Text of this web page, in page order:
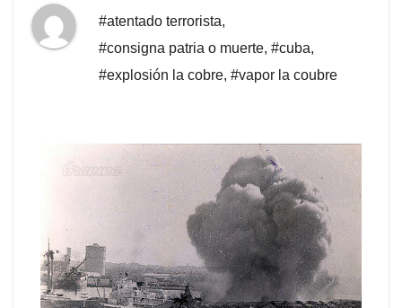
#atentado terrorista,
#consigna patria o muerte, #cuba,
#explosión la cobre, #vapor la coubre